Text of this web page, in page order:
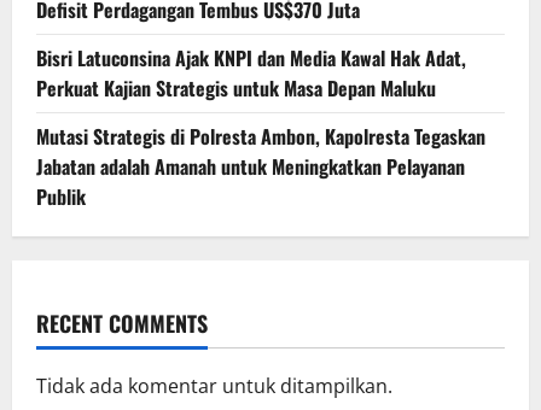
Defisit Perdagangan Tembus US$370 Juta
Bisri Latuconsina Ajak KNPI dan Media Kawal Hak Adat,
Perkuat Kajian Strategis untuk Masa Depan Maluku
Mutasi Strategis di Polresta Ambon, Kapolresta Tegaskan
Jabatan adalah Amanah untuk Meningkatkan Pelayanan
Publik
RECENT COMMENTS
Tidak ada komentar untuk ditampilkan.